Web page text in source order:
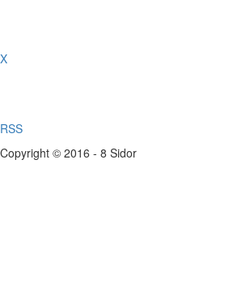
X
RSS
Copyright © 2016 - 8 Sidor